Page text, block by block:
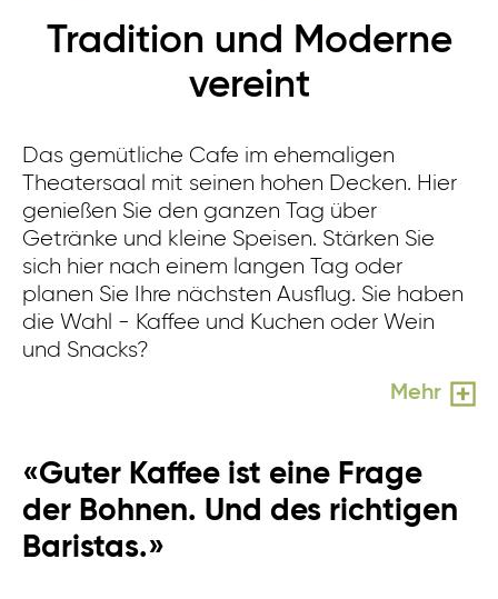
Tradition und Moderne
vereint
Das gemütliche Cafe im ehemaligen
Theatersaal mit seinen hohen Decken. Hier
genießen Sie den ganzen Tag über
Getränke und kleine Speisen. Stärken Sie
sich hier nach einem langen Tag oder
planen Sie Ihre nächsten Ausflug. Sie haben
die Wahl - Kaffee und Kuchen oder Wein
und Snacks?
Mehr
«Guter Kaffee ist eine Frage
der Bohnen. Und des richtigen
Baristas.»